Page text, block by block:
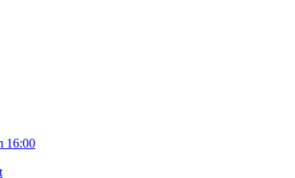
16:00